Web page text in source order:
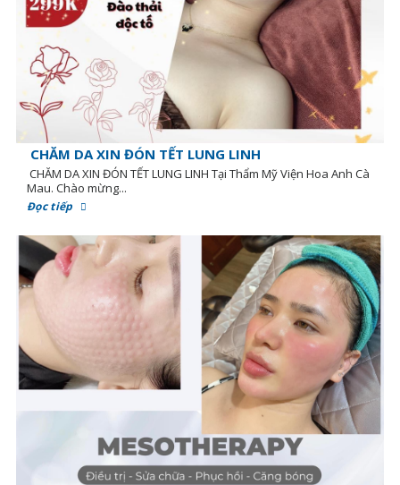
CHĂM DA XIN ĐÓN TẾT LUNG LINH
CHĂM DA XIN ĐÓN TẾT LUNG LINH Tại Thẩm Mỹ Viện Hoa Anh Cà
Mau. Chào mừng...
Đọc tiếp